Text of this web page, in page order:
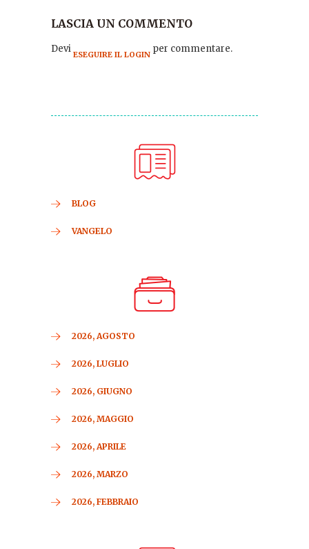
LASCIA UN COMMENTO
Devi ESEGUIRE IL LOGIN per commentare.
BLOG
VANGELO
2026, AGOSTO
2026, LUGLIO
2026, GIUGNO
2026, MAGGIO
2026, APRILE
2026, MARZO
2026, FEBBRAIO